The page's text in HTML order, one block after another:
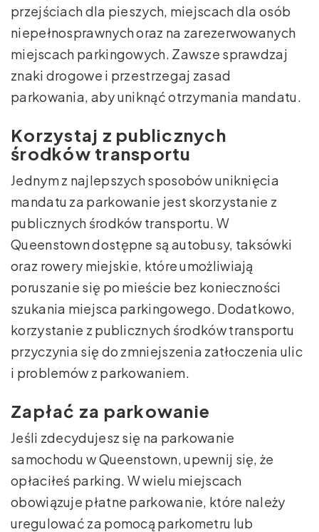
przejściach dla pieszych, miejscach dla osób
niepełnosprawnych oraz na zarezerwowanych
miejscach parkingowych. Zawsze sprawdzaj
znaki drogowe i przestrzegaj zasad
parkowania, aby uniknąć otrzymania mandatu.
Korzystaj z publicznych
środków transportu
Jednym z najlepszych sposobów uniknięcia
mandatu za parkowanie jest skorzystanie z
publicznych środków transportu. W
Queenstown dostępne są autobusy, taksówki
oraz rowery miejskie, które umożliwiają
poruszanie się po mieście bez konieczności
szukania miejsca parkingowego. Dodatkowo,
korzystanie z publicznych środków transportu
przyczynia się do zmniejszenia zatłoczenia ulic
i problemów z parkowaniem.
Zapłać za parkowanie
Jeśli zdecydujesz się na parkowanie
samochodu w Queenstown, upewnij się, że
opłaciłeś parking. W wielu miejscach
obowiązuje płatne parkowanie, które należy
uregulować za pomocą parkometru lub